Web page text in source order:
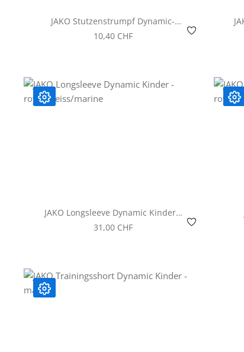
JAKO Stutzenstrumpf Dynamic-
royal
Regulärer Preis:
10,40 CHF
JAKO Longsleeve Dynamic Kinder -
royal/weiss/marine
Regulärer Preis:
31,00 CHF